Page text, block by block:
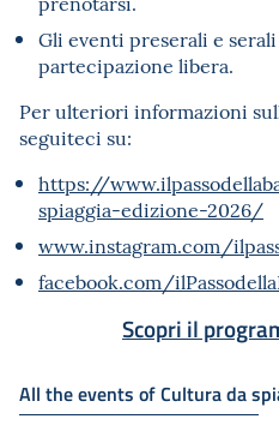
Gli eventi preserali e
partecipazione libera.
Per ulteriori informazioni
seguiteci su:
https://
spiaggia-edizione-2026/
www.instagram.com/
facebook.com/
Scopri il
All the events of Cultura da